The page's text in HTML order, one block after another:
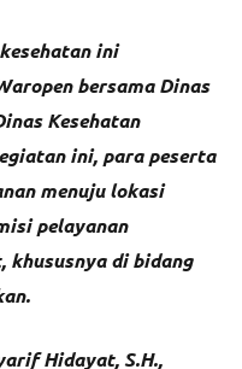
ini
bersama Dinas
Kesehatan
ini, para peserta
menuju lokasi
pelayanan
khususnya di bidang
Hidayat, S.H.,